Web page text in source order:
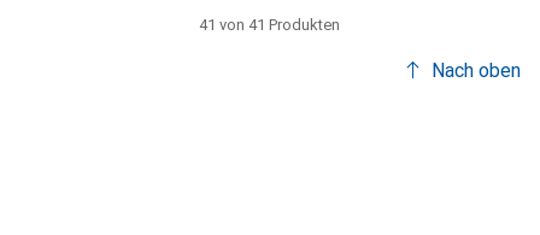
41 von 41 Produkten
Nach oben